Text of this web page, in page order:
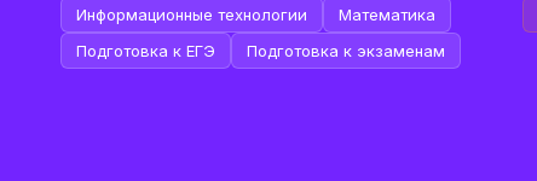
Информационные технологии
Математика
Подготовка к ЕГЭ
Подготовка к экзаменам